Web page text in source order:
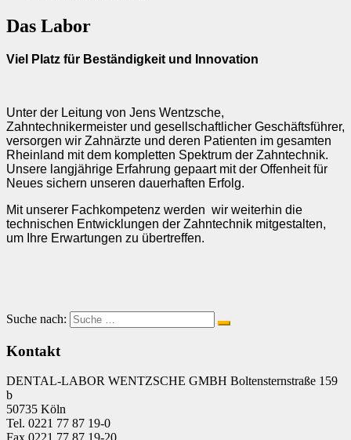
Das Labor
Viel Platz für Beständigkeit und Innovation
Unter der Leitung von Jens Wentzsche,
Zahntechnikermeister und gesellschaftlicher Geschäftsführer,
versorgen wir Zahnärzte und deren Patienten im gesamten
Rheinland mit dem kompletten Spektrum der Zahntechnik.
Unsere langjährige Erfahrung gepaart mit der Offenheit für
Neues sichern unseren dauerhaften Erfolg.
Mit unserer Fachkompetenz werden wir weiterhin die
technischen Entwicklungen der Zahntechnik mitgestalten,
um Ihre Erwartungen zu übertreffen.
Suche nach:
Kontakt
DENTAL-LABOR WENTZSCHE GMBH Boltensternstraße 159
b
50735 Köln
Tel. 0221 77 87 19-0